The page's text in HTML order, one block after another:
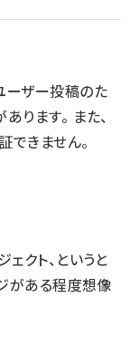
ーザー投稿のた
ります。 また、
きません。
クト、というと
がある程度想像